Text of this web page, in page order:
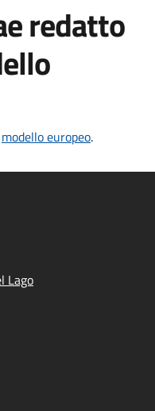
redatto
modello europeo.
Lago